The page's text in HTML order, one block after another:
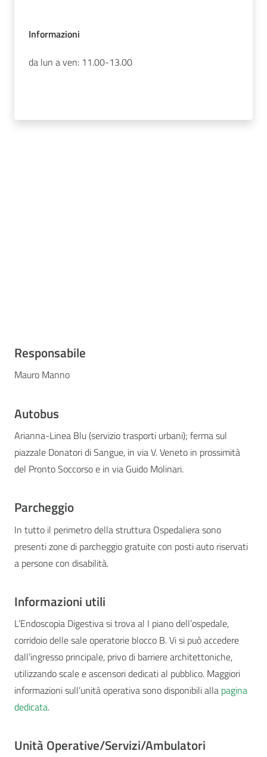
Informazioni
da lun a ven: 11.00-13.00
Responsabile
Mauro Manno
Autobus
Arianna-Linea Blu (servizio trasporti urbani); ferma sul
piazzale Donatori di Sangue, in via V. Veneto in prossimità
del Pronto Soccorso e in via Guido Molinari.
Parcheggio
In tutto il perimetro della struttura Ospedaliera sono
presenti zone di parcheggio gratuite con posti auto riservati
a persone con disabilità.
Informazioni utili
L’Endoscopia Digestiva si trova al I piano dell’ospedale,
corridoio delle sale operatorie blocco B. Vi si può accedere
dall’ingresso principale, privo di barriere architettoniche,
utilizzando scale e ascensori dedicati al pubblico. Maggiori
informazioni sull’unità operativa sono disponibili alla pagina
dedicata.
Unità Operative/Servizi/Ambulatori